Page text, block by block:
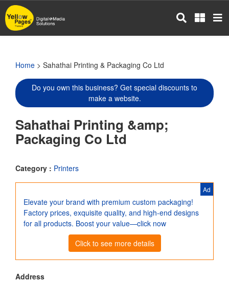
Skip
to
main
Home > Sahathai Printing & Packaging Co Ltd
Do you own this business? Get special discounts to
make a website.
Sahathai Printing &amp;
Packaging Co Ltd
Category : Printers
Ad
Elevate your brand with premium custom packaging!
Factory prices, exquisite quality, and high-end designs
for all products. Boost your value—click now
Click to see more details
Address